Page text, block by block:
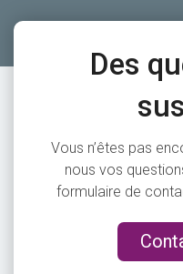
Des
Vous n’êtes pas
nous vos
formulaire de